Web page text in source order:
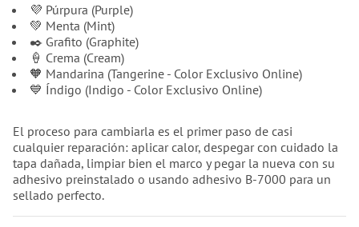
💜 Púrpura (Purple)
💚 Menta (Mint)
✒️ Grafito (Graphite)
🍦 Crema (Cream)
🧡 Mandarina (Tangerine - Color Exclusivo Online)
💙 Índigo (Indigo - Color Exclusivo Online)
El proceso para cambiarla es el primer paso de casi
cualquier reparación: aplicar calor, despegar con cuidado la
tapa dañada, limpiar bien el marco y pegar la nueva con su
adhesivo preinstalado o usando adhesivo B-7000 para un
sellado perfecto.